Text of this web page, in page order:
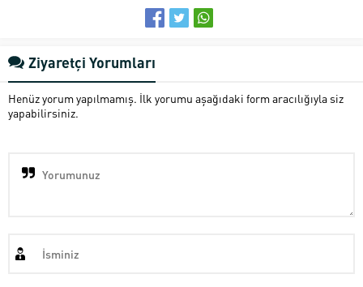
Ziyaretçi Yorumları
Henüz yorum yapılmamış. İlk yorumu aşağıdaki form aracılığıyla siz
yapabilirsiniz.